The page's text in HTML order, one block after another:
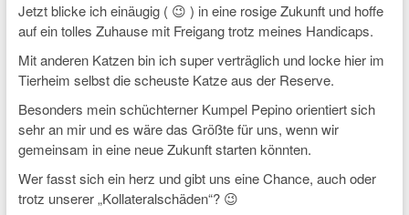
Jetzt blicke ich einäugig ( 😉 ) in eine rosige Zukunft und hoffe
auf ein tolles Zuhause mit Freigang trotz meines Handicaps.
Mit anderen Katzen bin ich super verträglich und locke hier im
Tierheim selbst die scheuste Katze aus der Reserve.
Besonders mein schüchterner Kumpel Pepino orientiert sich
sehr an mir und es wäre das Größte für uns, wenn wir
gemeinsam in eine neue Zukunft starten könnten.
Wer fasst sich ein herz und gibt uns eine Chance, auch oder
trotz unserer „Kollateralschäden“? 😉